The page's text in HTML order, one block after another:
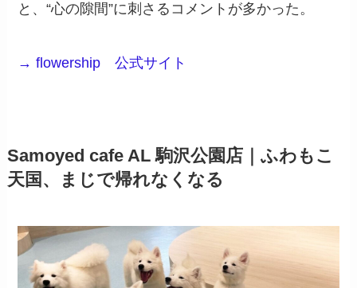
と、“心の隙間”に刺さるコメントが多かった。
→ flowership 公式サイト
Samoyed cafe AL 駒沢公園店｜ふわもこ
天国、まじで帰れなくなる